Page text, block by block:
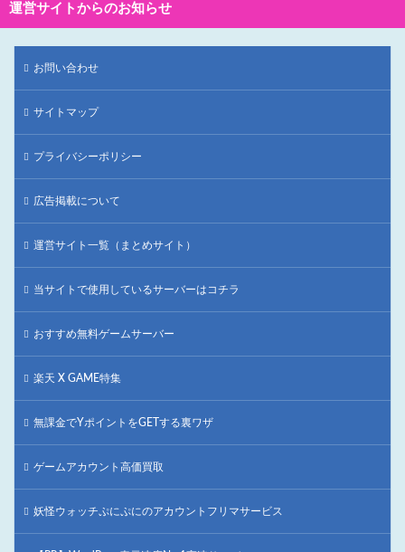
運営サイトからのお知らせ
お問い合わせ
サイトマップ
プライバシーポリシー
広告掲載について
運営サイト一覧（まとめサイト）
当サイトで使用しているサーバーはコチラ
おすすめ無料ゲームサーバー
楽天 X GAME特集
無課金でYポイントをGETする裏ワザ
ゲームアカウント高価買取
妖怪ウォッチぷにぷにのアカウントフリマサービス